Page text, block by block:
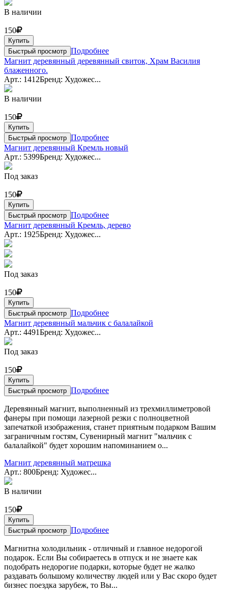
В наличии
150
Купить
Быстрый просмотр Подробнее
Магнит деревянный деревянный свиток, Храм Василия
блаженного.
Арт.: 1412Бренд: Художес...
В наличии
150
Купить
Быстрый просмотр Подробнее
Магнит деревянный Кремль новый
Арт.: 5399Бренд: Художес...
Под заказ
150
Купить
Быстрый просмотр Подробнее
Магнит деревянный Кремль, дерево
Арт.: 1925Бренд: Художес...
Под заказ
150
Купить
Быстрый просмотр Подробнее
Магнит деревянный мальчик с балалайкой
Арт.: 4491Бренд: Художес...
Под заказ
150
Купить
Быстрый просмотр Подробнее
Деревянный магнит, выполненный из трехмиллиметровой
фанеры при помощи лазерной резки с полноцветной
запечаткой изображения, станет приятным подарком Вашим
заграничным гостям, Сувенирный магнит "мальчик с
балалайкой" будет хорошим напоминанием о...
Магнит деревянный матрешка
Арт.: 800Бренд: Художес...
В наличии
150
Купить
Быстрый просмотр Подробнее
Магнитна холодильник - отличный и главное недорогой
подарок. Если Вы собираетесь в отпуск и не знаете как
подобрать недорогие подарки, которые будет не жалко
раздавать большому количеству людей или у Вас скоро будет
бизнес поездка зарубеж, то Вы...